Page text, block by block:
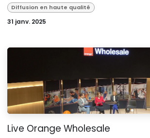
Diffusion en haute qualité
31 janv. 2025
Live Orange Wholesale